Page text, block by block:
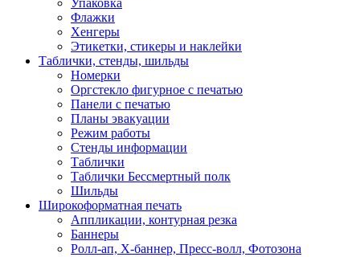
Упаковка
Флажки
Хенгеры
Этикетки, стикеры и наклейки
Таблички, стенды, шильды
Номерки
Оргстекло фигурное с печатью
Панели с печатью
Планы эвакуации
Режим работы
Стенды информации
Таблички
Таблички Бессмертный полк
Шильды
Широкоформатная печать
Аппликации, контурная резка
Баннеры
Ролл-ап, X-баннер, Пресс-волл, Фотозона